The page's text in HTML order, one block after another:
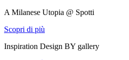
A Milanese Utopia @ Spotti
Scopri di più
Inspiration Design BY gallery